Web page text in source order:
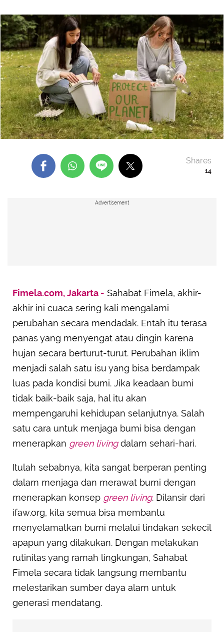
14
Shares
Advertisement
Fimela.com, Jakarta - Sahabat Fimela, akhir-
akhir ini cuaca sering kali mengalami
perubahan secara mendadak. Entah itu terasa
panas yang menyengat atau dingin karena
hujan secara berturut-turut. Perubahan iklim
menjadi salah satu isu yang bisa berdampak
luas pada kondisi bumi. Jika keadaan bumi
tidak baik-baik saja, hal itu akan
mempengaruhi kehidupan selanjutnya. Salah
satu cara untuk menjaga bumi bisa dengan
menerapkan green livingdalam sehari-hari.
Itulah sebabnya, kita sangat berperan penting
dalam menjaga dan merawat bumi dengan
menerapkan konsep green living. Dilansir dari
ifaw.org, kita semua bisa membantu
menyelamatkan bumi melalui tindakan sekecil
apapun yang dilakukan. Dengan melakukan
rutinitas yang ramah lingkungan, Sahabat
Fimela secara tidak langsung membantu
melestarikan sumber daya alam untuk
generasi mendatang.